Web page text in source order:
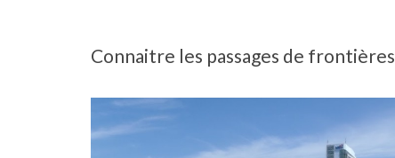
Connaitre les passages de frontières